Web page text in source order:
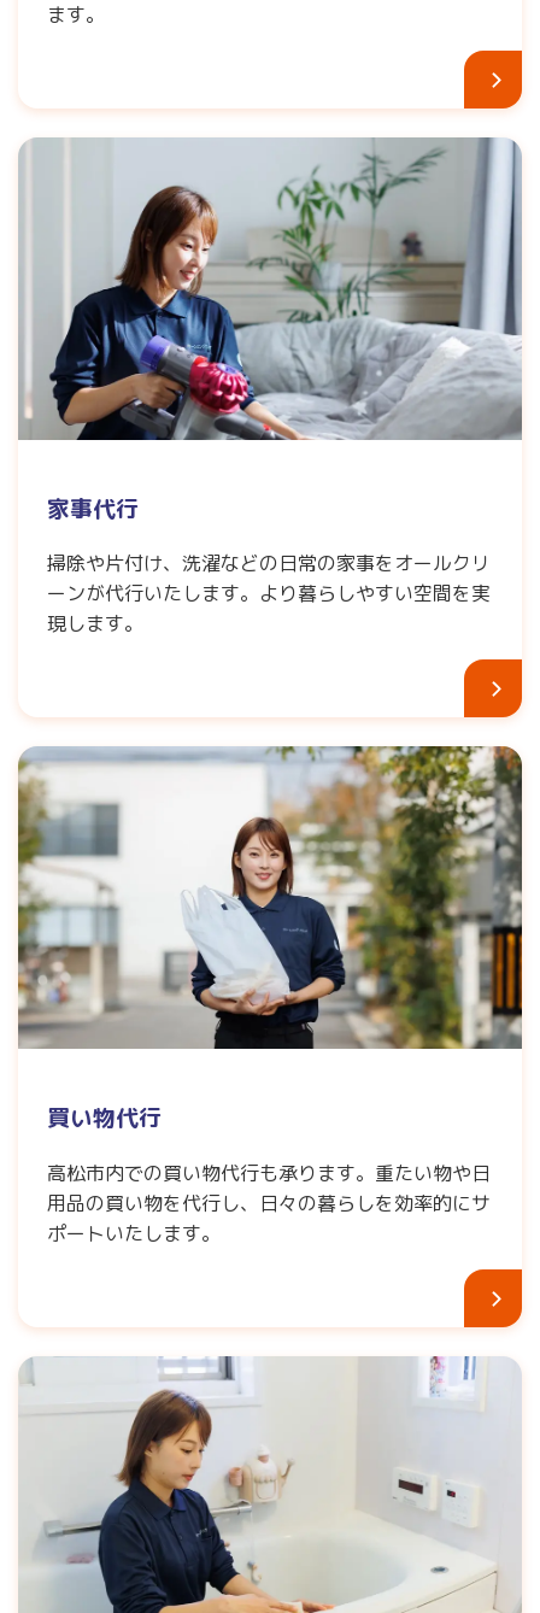
ます。
家事代行
掃除や片付け、洗濯などの日常の家事をオールクリ
ーンが代行いたします。より暮らしやすい空間を実
現します。
買い物代行
高松市内での買い物代行も承ります。重たい物や日
用品の買い物を代行し、日々の暮らしを効率的にサ
ポートいたします。